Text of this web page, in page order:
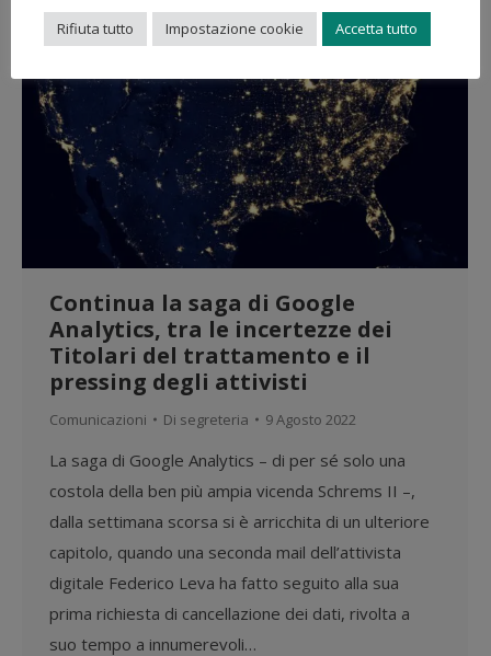
Continua la saga di Google
Analytics, tra le incertezze dei
Titolari del trattamento e il
pressing degli attivisti
Comunicazioni Di segreteria 9 Agosto 2022
La saga di Google Analytics – di per sé solo una
costola della ben più ampia vicenda Schrems II –,
dalla settimana scorsa si è arricchita di un ulteriore
capitolo, quando una seconda mail dell’attivista
digitale Federico Leva ha fatto seguito alla sua
prima richiesta di cancellazione dei dati, rivolta a
suo tempo a innumerevoli…
Rifiuta tutto Impostazione cookie Accetta tutto